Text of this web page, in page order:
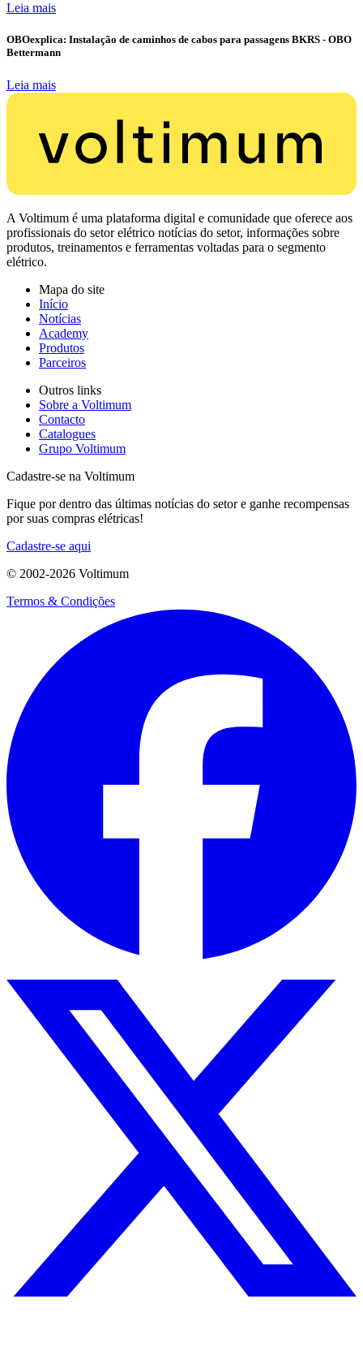
Leia mais
OBOexplica: Instalação de caminhos de cabos para passagens BKRS - OBO
Bettermann
Leia mais
A Voltimum é uma plataforma digital e comunidade que oferece aos
profissionais do setor elétrico notícias do setor, informações sobre
produtos, treinamentos e ferramentas voltadas para o segmento
elétrico.
Mapa do site
Início
Notícias
Academy
Produtos
Parceiros
Outros links
Sobre a Voltimum
Contacto
Catalogues
Grupo Voltimum
Cadastre-se na Voltimum
Fique por dentro das últimas notícias do setor e ganhe recompensas
por suas compras elétricas!
Cadastre-se aqui
© 2002-2026 Voltimum
Termos & Condições